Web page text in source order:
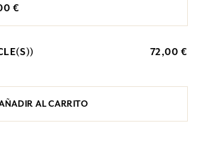
€
72,00 €
AL CARRITO